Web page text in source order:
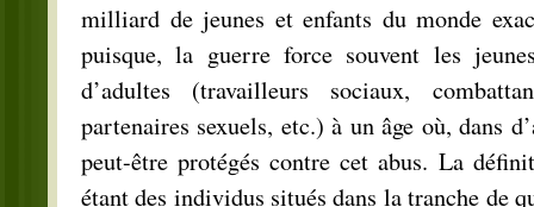
milliard de jeunes et enfants du monde
puisque, la guerre force souvent les
d’adultes (travailleurs sociaux,
partenaires sexuels, etc.) à un âge où, dans
peut-être protégés contre cet abus. La
étant des individus situés dans la tranche de